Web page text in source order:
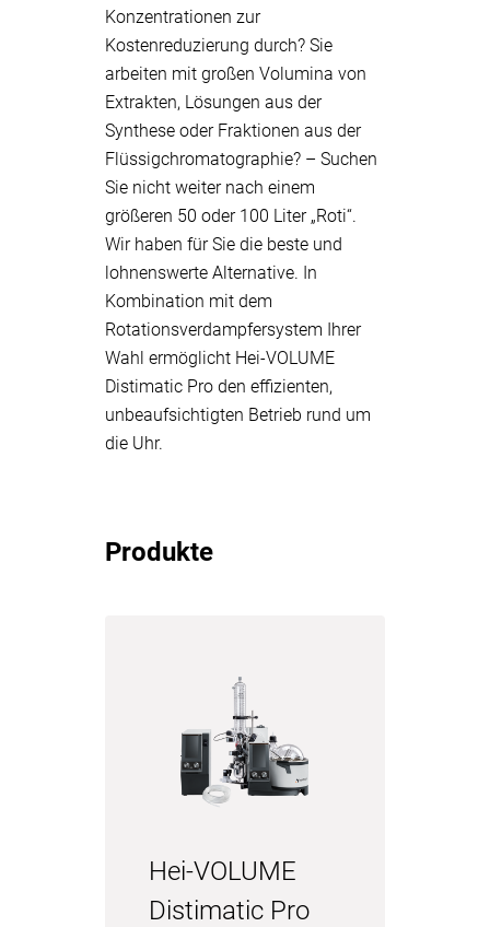
Konzentrationen zur
Kostenreduzierung durch? Sie
arbeiten mit großen Volumina von
Extrakten, Lösungen aus der
Synthese oder Fraktionen aus der
Flüssigchromatographie? – Suchen
Sie nicht weiter nach einem
größeren 50 oder 100 Liter „Roti“.
Wir haben für Sie die beste und
lohnenswerte Alternative. In
Kombination mit dem
Rotationsverdampfersystem Ihrer
Wahl ermöglicht Hei-VOLUME
Distimatic Pro den effizienten,
unbeaufsichtigten Betrieb rund um
die Uhr.
Produkte
Hei-VOLUME
Distimatic Pro